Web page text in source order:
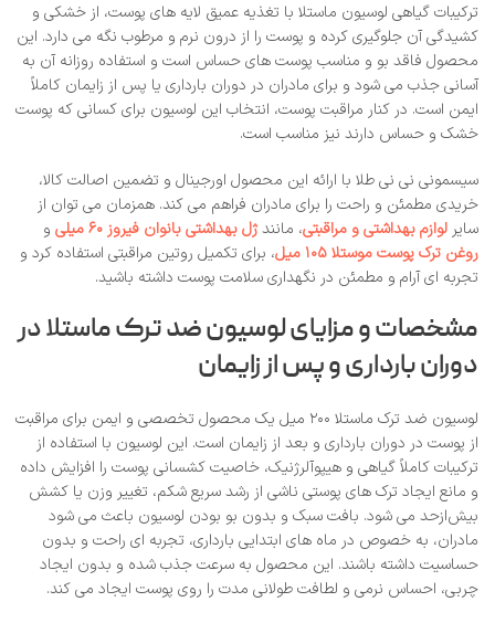
ترکیبات گیاهی لوسیون ماستلا با تغذیه عمیق لایه‌ های پوست، از خشکی و
کشیدگی آن جلوگیری کرده و پوست را از درون نرم و مرطوب نگه می‌ دارد. این
محصول فاقد بو و مناسب پوست‌ های حساس است و استفاده روزانه آن به
آسانی جذب می‌ شود و برای مادران در دوران بارداری یا پس از زایمان کاملاً
ایمن است. در کنار مراقبت پوست، انتخاب این لوسیون برای کسانی که پوست
خشک و حساس دارند نیز مناسب است.
سیسمونی نی‌ نی طلا با ارائه این محصول اورجینال و تضمین اصالت کالا،
خریدی مطمئن و راحت را برای مادران فراهم می‌ کند. همزمان می‌ توان از
سایرلوازم بهداشتی و مراقبتی، مانندژل بهداشتی بانوان فیروز ۶۰ میلی‌
و
روغن ترک پوست موستلا ۱۰۵ میل
، برای تکمیل روتین مراقبتی استفاده کرد و
تجربه‌ ای آرام و مطمئن در نگهداری سلامت پوست داشته باشید.
مشخصات و مزایای لوسیون ضد ترک ماستلا در
دوران بارداری و پس از زایمان
لوسیون ضد ترک ماستلا ۲۰۰ میل یک محصول تخصصی و ایمن برای مراقبت
از پوست در دوران بارداری و بعد از زایمان است. این لوسیون با استفاده از
ترکیبات کاملاً گیاهی و هیپوآلرژنیک، خاصیت کشسانی پوست را افزایش داده
و مانع ایجاد ترک‌ های پوستی ناشی از رشد سریع شکم، تغییر وزن یا کشش
بیش‌ازحد می‌ شود. بافت سبک و بدون بو بودن لوسیون باعث می‌ شود
مادران، به‌ خصوص در ماه‌ های ابتدایی بارداری، تجربه‌ ای راحت و بدون
حساسیت داشته باشند. این محصول به‌ سرعت جذب شده و بدون ایجاد
چربی، احساس نرمی و لطافت طولانی‌ مدت را روی پوست ایجاد می‌ کند.